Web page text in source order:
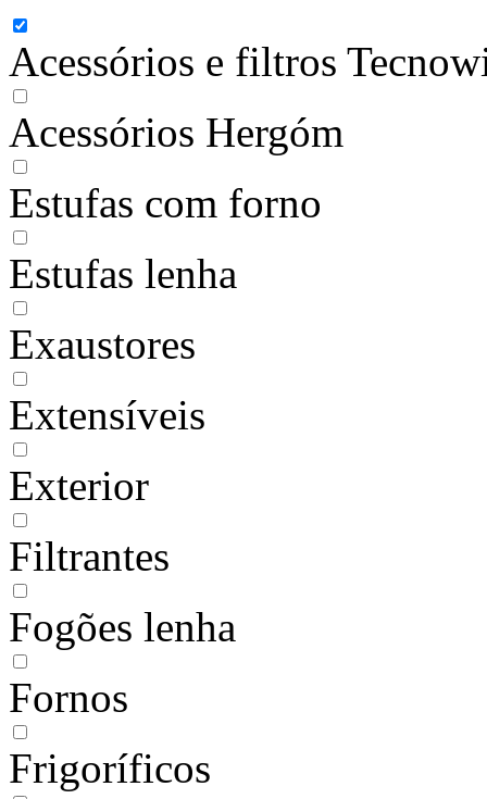
Acessórios e filtros
Acessórios Hergóm
Estufas com forno
Estufas lenha
Exaustores
Extensíveis
Exterior
Filtrantes
Fogões lenha
Fornos
Frigoríficos